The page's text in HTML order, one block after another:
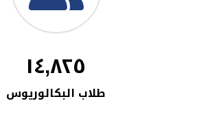
١٤,٨٢٥
طلاب البكالوريوس